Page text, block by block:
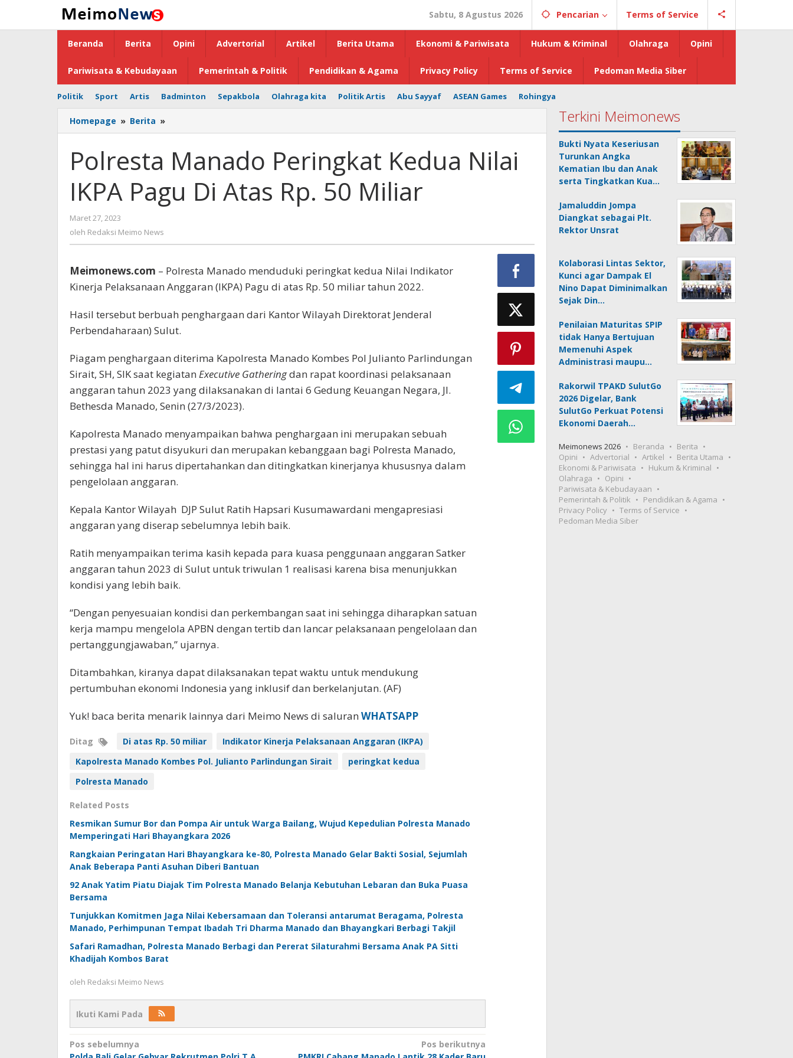
konten
Sabtu, 8 Agustus 2026 Pencarian Terms of Service
Beranda Berita Opini Advertorial Artikel Berita Utama Ekonomi & Pariwisata Hukum & Kriminal Olahraga Opini
Pariwisata & Kebudayaan Pemerintah & Politik Pendidikan & Agama Privacy Policy Terms of Service Pedoman Media Siber
Politik Sport Artis Badminton Sepakbola Olahraga kita Politik Artis Abu Sayyaf ASEAN Games Rohingya
Homepage » Berita »
Manado
Kedua
Nilai
Pagu
Di
50
Polresta Manado Peringkat Kedua Nilai
IKPA Pagu Di Atas Rp. 50 Miliar
Maret 27, 2023
Redaksi
oleh Redaksi Meimo News
Meimonews.com – Polresta Manado menduduki peringkat kedua Nilai Indikator
Kinerja Pelaksanaan Anggaran (IKPA) Pagu di atas Rp. 50 miliar tahun 2022.
Hasil tersebut berbuah penghargaan dari Kantor Wilayah Direktorat Jenderal
Perbendaharaan) Sulut.
Piagam penghargaan diterima Kapolresta Manado Kombes Pol Julianto Parlindungan
Sirait, SH, SIK saat kegiatan Executive Gatheringdan rapat koordinasi pelaksanaan
anggaran tahun 2023 yang dilaksanakan di lantai 6 Gedung Keuangan Negara, Jl.
Bethesda Manado, Senin (27/3/2023).
Kapolresta Manado menyampaikan bahwa penghargaan ini merupakan sebuah
prestasi yang patut disyukuri dan merupakan kebanggaan bagi Polresta Manado,
sehingga hal ini harus dipertahankan dan ditingkatkan kinerjanya khususnya dalam
pengelolaan anggaran.
Kepala Kantor Wilayah DJP Sulut Ratih Hapsari Kusumawardani mengapresiasi
anggaran yang diserap sebelumnya lebih baik.
Ratih menyampaikan terima kasih kepada para kuasa penggunaan anggaran Satker
anggaran tahun 2023 di Sulut untuk triwulan 1 realisasi karena bisa menunjukkan
kondisi yang lebih baik.
“Dengan penyesuaian kondisi dan perkembangan saat ini sehingga diharapkan satuan
kerja mampu mengelola APBN dengan tertib dan lancar pelaksanaan pengelolaan dan
pertanggungjawaban,” ujarnya.
Ditambahkan, kiranya dapat dilaksanakan tepat waktu untuk mendukung
pertumbuhan ekonomi Indonesia yang inklusif dan berkelanjutan. (AF)
Yuk! baca berita menarik lainnya dari Meimo News di saluran WHATSAPP
Ditag Di atas Rp. 50 miliar
Indikator Kinerja Pelaksanaan Anggaran (IKPA)
Kapolresta Manado Kombes Pol. Julianto Parlindungan Sirait
peringkat kedua
Polresta Manado
Related Posts
Resmikan Sumur Bor dan Pompa Air untuk Warga Bailang, Wujud Kepedulian Polresta Manado
Memperingati Hari Bhayangkara 2026
Rangkaian Peringatan Hari Bhayangkara ke-80, Polresta Manado Gelar Bakti Sosial, Sejumlah
Anak Beberapa Panti Asuhan Diberi Bantuan
92 Anak Yatim Piatu Diajak Tim Polresta Manado Belanja Kebutuhan Lebaran dan Buka Puasa
Bersama
Tunjukkan Komitmen Jaga Nilai Kebersamaan dan Toleransi antarumat Beragama, Polresta
Manado, Perhimpunan Tempat Ibadah Tri Dharma Manado dan Bhayangkari Berbagi Takjil
Safari Ramadhan, Polresta Manado Berbagi dan Pererat Silaturahmi Bersama Anak PA Sitti
Khadijah Kombos Barat
oleh Redaksi Meimo News
Ikuti Kami Pada
Navigasi
Pos sebelumnya
Pos berikutnya
Terkini Meimonews
Bukti Nyata Keseriusan
Turunkan Angka
Kematian Ibu dan Anak
serta Tingkatkan Kua…
Jamaluddin Jompa
Diangkat sebagai Plt.
Rektor Unsrat
Kolaborasi Lintas Sektor,
Kunci agar Dampak El
Nino Dapat Diminimalkan
Sejak Din…
Penilaian Maturitas SPIP
tidak Hanya Bertujuan
Memenuhi Aspek
Administrasi maupu…
Rakorwil TPAKD SulutGo
2026 Digelar, Bank
SulutGo Perkuat Potensi
Ekonomi Daerah…
Meimonews 2026 Beranda
Berita
Opini
Advertorial Artikel
Berita Utama
Ekonomi & Pariwisata
Hukum & Kriminal
Olahraga
Opini
Pariwisata & Kebudayaan
Pemerintah & Politik
Pendidikan & Agama
Privacy Policy
Terms of Service
Pedoman Media Siber